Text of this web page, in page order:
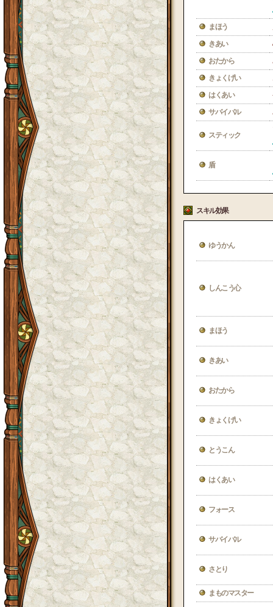
まほう
きあい
おたから
きょくげい
はくあい
サバイバル
スティック
盾
スキル効果
ゆうかん
しんこう心
まほう
きあい
おたから
きょくげい
とうこん
はくあい
フォース
サバイバル
さとり
まものマスター